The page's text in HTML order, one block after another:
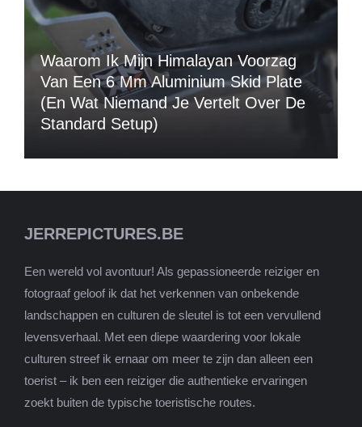
Waarom Ik Mijn Himalayan Voorzag
Van Een 6 Mm Aluminium Skid Plate
(en Wat Niemand Je Vertelt Over De
Standard Setup)
JERREPICTURES.BE
Een wereld vol avontuur! Als gepassioneerde reiziger en
fotograaf geloof ik dat het verkennen van onbekende
landschappen en culturen de sleutel is tot een vervullend
levensverhaal. Met een diepe waardering voor lokale
culturen streef ik ernaar om meer te zijn dan alleen een
toerist – ik ben een reiziger die authentieke ervaringen
zoekt buiten de typische toeristische routes.